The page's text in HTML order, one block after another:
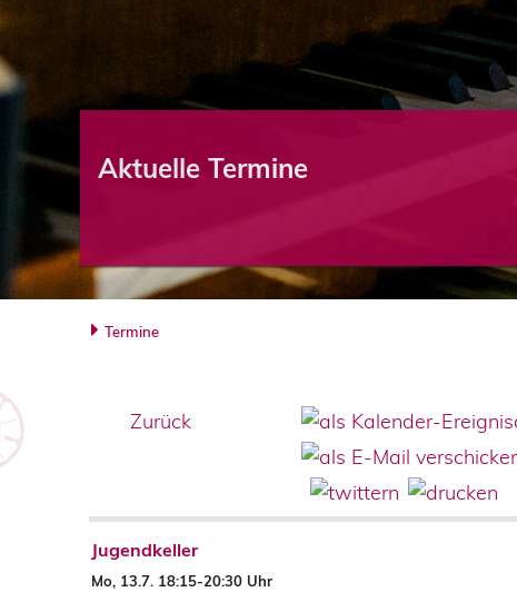
Aktuelle Termine
Termine
Zurück
Jugendkeller
Mo, 13.7. 18:15-20:30 Uhr